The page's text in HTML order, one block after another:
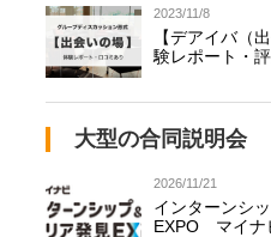
2023/11/8
【デアイバ（
験レポート・
大型の合同説明会
2026/11/21
インターンシ
EXPO マイナ